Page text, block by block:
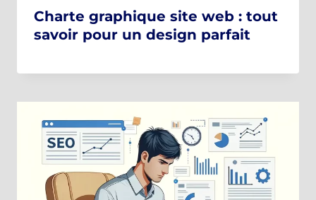
Charte graphique site web : tout
savoir pour un design parfait